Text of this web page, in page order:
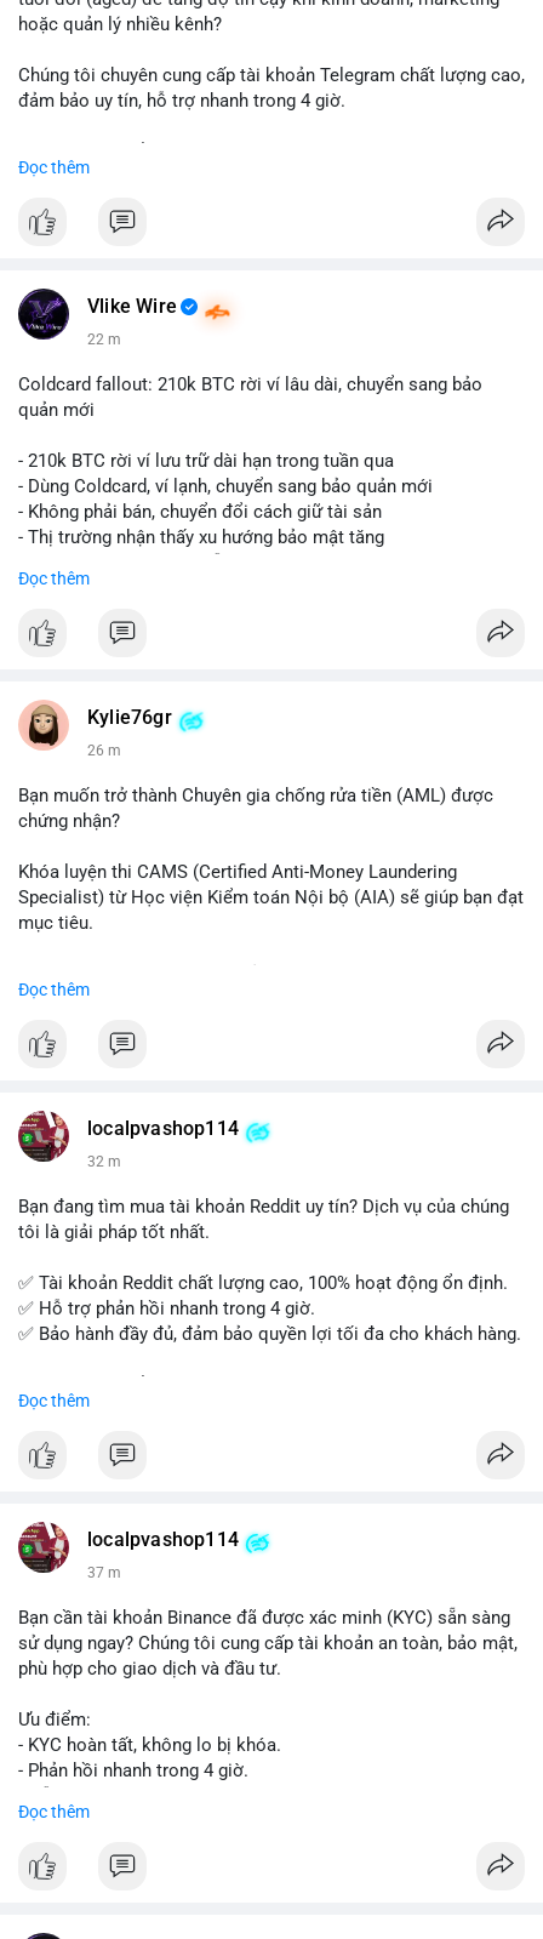
hoặc quản lý nhiều kênh?
Chúng tôi chuyên cung cấp tài khoản Telegram chất lượng cao,
đảm bảo uy tín, hỗ trợ nhanh trong 4 giờ.
📞 WhatsApp: +1 660 215-8938
📧 Email: localpvashop@gmail.com
premium, PVA, aged với giá tốt nhất!
Đọc thêm
Vlike Wire
22 m
Coldcard fallout: 210k BTC rời ví lâu dài, chuyển sang bảo
quản mới
- 210k BTC rời ví lưu trữ dài hạn trong tuần qua
- Dùng Coldcard, ví lạnh, chuyển sang bảo quản mới
- Không phải bán, chuyển đổi cách giữ tài sản
- Thị trường nhận thấy xu hướng bảo mật tăng
#vlikevn #titanbot
Đọc thêm
Kylie76gr
26 m
Bạn muốn trở thành Chuyên gia chống rửa tiền (AML) được
chứng nhận?
Khóa luyện thi CAMS (Certified Anti-Money Laundering
Specialist) từ Học viện Kiểm toán Nội bộ (AIA) sẽ giúp bạn đạt
mục tiêu.
gồm tài liệu toàn diện, câu hỏi thực hành, bài thi thử sát thực
Đăng ký ngay hôm nay để nâng cao năng lực và mở rộng cơ
Đọc thêm
localpvashop114
32 m
Bạn đang tìm mua tài khoản Reddit uy tín? Dịch vụ của chúng
tôi là giải pháp tốt nhất.
✅ Tài khoản Reddit chất lượng cao, 100% hoạt động ổn định.
✅ Hỗ trợ phản hồi nhanh trong 4 giờ.
✅ Bảo hành đầy đủ, đảm bảo quyền lợi tối đa cho khách hàng.
📞 WhatsApp: +1 660 215-8938
📧 Email: localpvashop@gmail.com
của bạn!
Đọc thêm
localpvashop114
37 m
Bạn cần tài khoản Binance đã được xác minh (KYC) sẵn sàng
sử dụng ngay? Chúng tôi cung cấp tài khoản an toàn, bảo mật,
phù hợp cho giao dịch và đầu tư.
Ưu điểm:
- KYC hoàn tất, không lo bị khóa.
- Phản hồi nhanh trong 4 giờ.
📞 WhatsApp: +1 660 215-8938
Đọc thêm